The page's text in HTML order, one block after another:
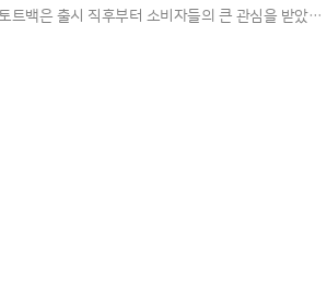
백은 출시 직후부터 소비자들의 큰 관심을 받았다.